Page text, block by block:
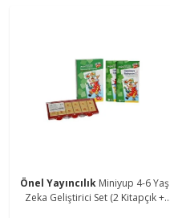
Önel Yayıncılık Miniyup 4-6 Yaş
Zeka Geliştirici Set (2 Kitapçık +